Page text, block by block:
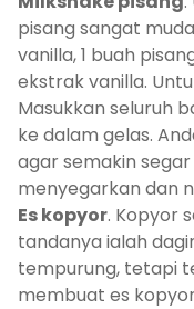
pisang sangat
vanilla, 1 buah
ekstrak vanilla.
Masukkan seluruh
ke dalam gelas.
agar semakin
menyegarkan dan
Es kopyor. Kopyor
tandanya ialah
tempurung, tetapi
membuat es